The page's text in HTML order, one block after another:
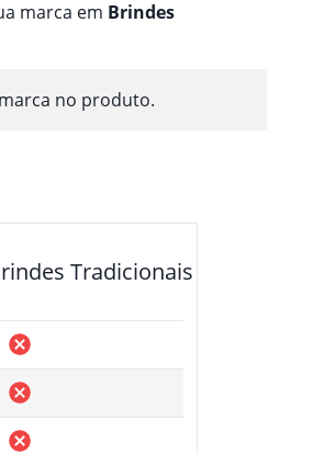
marca em Brindes
no produto.
Tradicionais